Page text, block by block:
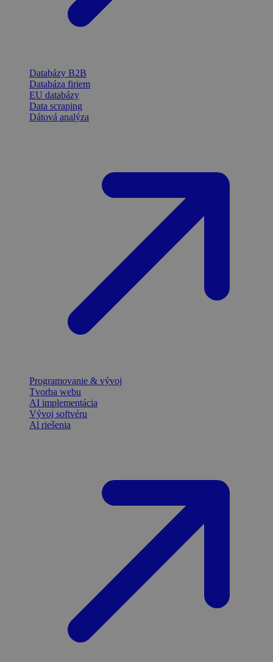
Databázy B2B
Databáza firiem
EU databázy
Data scraping
Dátová analýza
Programovanie & vývoj
Tvorba webu
AI implementácia
Vývoj softvéru
Al riešenia